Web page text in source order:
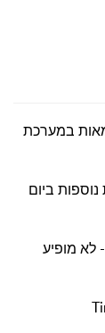
במערכת
ביום
לא מופיע